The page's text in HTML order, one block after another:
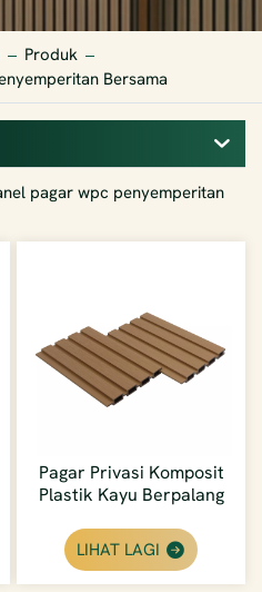
Produk
Bersama
pagar wpc penyemperitan
Pagar Privasi Komposit
Plastik Kayu Berpalang
Borong
LIHAT LAGI